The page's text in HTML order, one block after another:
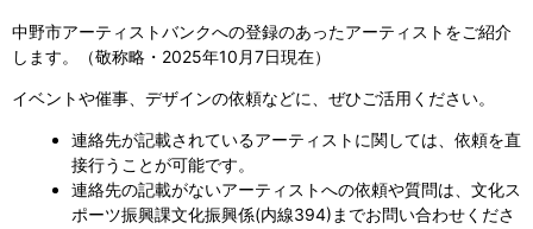
中野市アーティストバンクへの登録のあったアーティストをご紹介
します。（敬称略・2025年10月7日現在）
イベントや催事、デザインの依頼などに、ぜひご活用ください。
連絡先が記載されているアーティストに関しては、依頼を直
接行うことが可能です。
連絡先の記載がないアーティストへの依頼や質問は、文化ス
ポーツ振興課文化振興係(内線394)までお問い合わせくださ